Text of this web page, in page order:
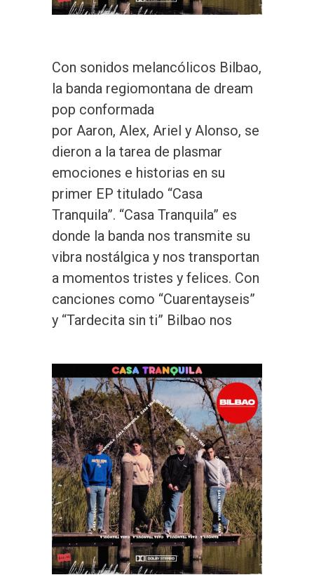
Con sonidos melancólicos Bilbao,
la banda regiomontana de dream
pop conformada
por Aaron, Alex, Ariel y Alonso, se
dieron a la tarea de plasmar
emociones e historias en su
primer EP titulado “Casa
Tranquila”. “Casa Tranquila” es
donde la banda nos transmite su
vibra nostálgica y nos transportan
a momentos tristes y felices. Con
canciones como “Cuarentayseis”
y “Tardecita sin ti” Bilbao nos